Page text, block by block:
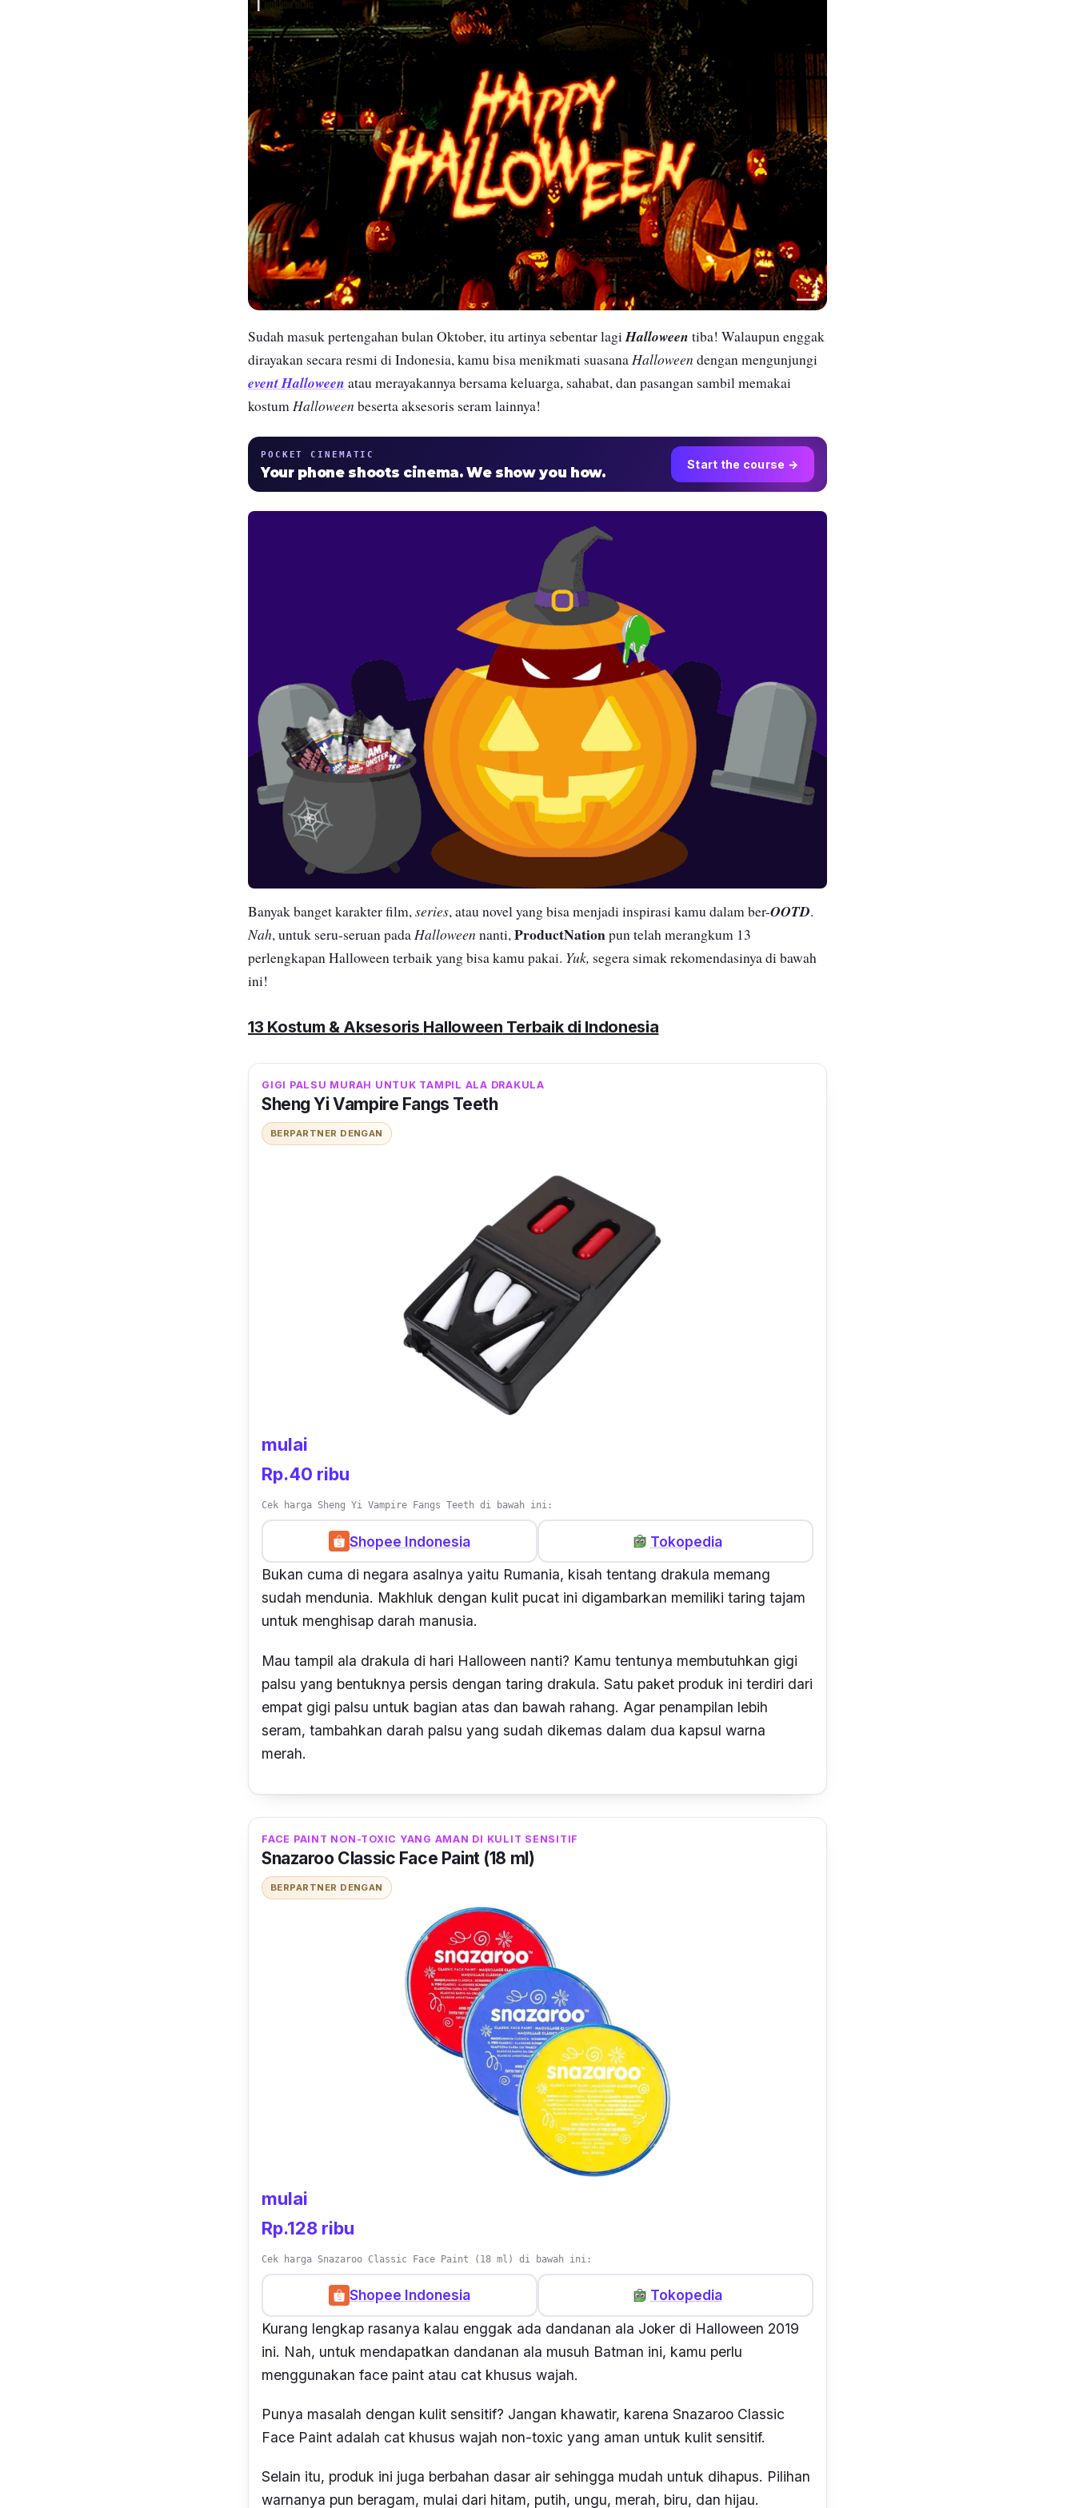
Sudah masuk pertengahan bulan Oktober, itu artinya sebentar lagiHalloween tiba! Walaupun enggak
dirayakan secara resmi di Indonesia, kamu bisa menikmati suasanaHalloween dengan mengunjungi
eventHalloween atau merayakannya bersama keluarga, sahabat, dan pasangan sambil memakai
kostumHalloween beserta aksesoris seram lainnya!
POCKET CINEMATIC
Your phone shoots cinema. We show you how. Start the course →
Banyak banget karakter film,series, atau novel yang bisa menjadi inspirasi kamu dalam ber-OOTD.
Nah, untuk seru-seruan padaHalloween nanti,ProductNationpun telah merangkum 13
perlengkapan Halloween terbaik yang bisa kamu pakai. Yuk, segera simak rekomendasinya di bawah
ini!
13 Kostum & Aksesoris Halloween Terbaik di Indonesia
GIGI PALSU MURAH UNTUK TAMPIL ALA DRAKULA
Sheng Yi Vampire Fangs Teeth
BERPARTNER DENGAN
mulai
Rp.40 ribu
Cek harga Sheng Yi Vampire Fangs Teeth di bawah ini:
Shopee Indonesia
Tokopedia
Bukan cuma di negara asalnya yaitu Rumania, kisah tentang drakula memang
sudah mendunia. Makhluk dengan kulit pucat ini digambarkan memiliki taring tajam
untuk menghisap darah manusia.
Mau tampil ala drakula di hari Halloween nanti? Kamu tentunya membutuhkan gigi
palsu yang bentuknya persis dengan taring drakula. Satu paket produk ini terdiri dari
empat gigi palsu untuk bagian atas dan bawah rahang. Agar penampilan lebih
seram, tambahkan darah palsu yang sudah dikemas dalam dua kapsul warna
merah.
FACE PAINT NON-TOXIC YANG AMAN DI KULIT SENSITIF
Snazaroo Classic Face Paint (18 ml)
BERPARTNER DENGAN
mulai
Rp.128 ribu
Cek harga Snazaroo Classic Face Paint (18 ml) di bawah ini:
Shopee Indonesia
Tokopedia
Kurang lengkap rasanya kalau enggak ada dandanan ala Joker di Halloween 2019
ini. Nah, untuk mendapatkan dandanan ala musuh Batman ini, kamu perlu
menggunakan face paint atau cat khusus wajah.
Punya masalah dengan kulit sensitif? Jangan khawatir, karena Snazaroo Classic
Face Paint adalah cat khusus wajah non-toxic yang aman untuk kulit sensitif.
Selain itu, produk ini juga berbahan dasar air sehingga mudah untuk dihapus. Pilihan
warnanya pun beragam, mulai dari hitam, putih, ungu, merah, biru, dan hijau.